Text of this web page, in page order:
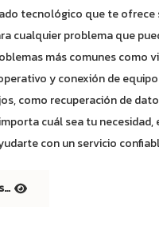
tecnológico que te
cualquier problema que
más comunes como
y conexión de
como recuperación de
cuál sea tu necesidad,
con un servicio